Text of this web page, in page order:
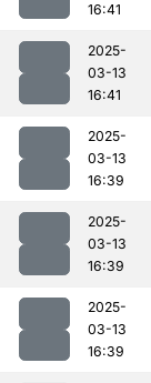
16:41
2025-
03-13
16:41
2025-
03-13
16:39
2025-
03-13
16:39
2025-
03-13
16:39